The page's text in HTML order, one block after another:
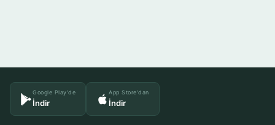
Google Play'de
İndir
App Store'dan
İndir